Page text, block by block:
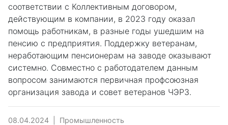
соответствии с Коллективным договором,
действующим в компании, в 2023 году оказал
помощь работникам, в разные годы ушедшим на
пенсию с предприятия. Поддержку ветеранам,
неработающим пенсионерам на заводе оказывают
системно. Совместно с работодателем данным
вопросом занимаются первичная профсоюзная
организация завода и совет ветеранов ЧЭРЗ.
08.04.2024 Промышленность